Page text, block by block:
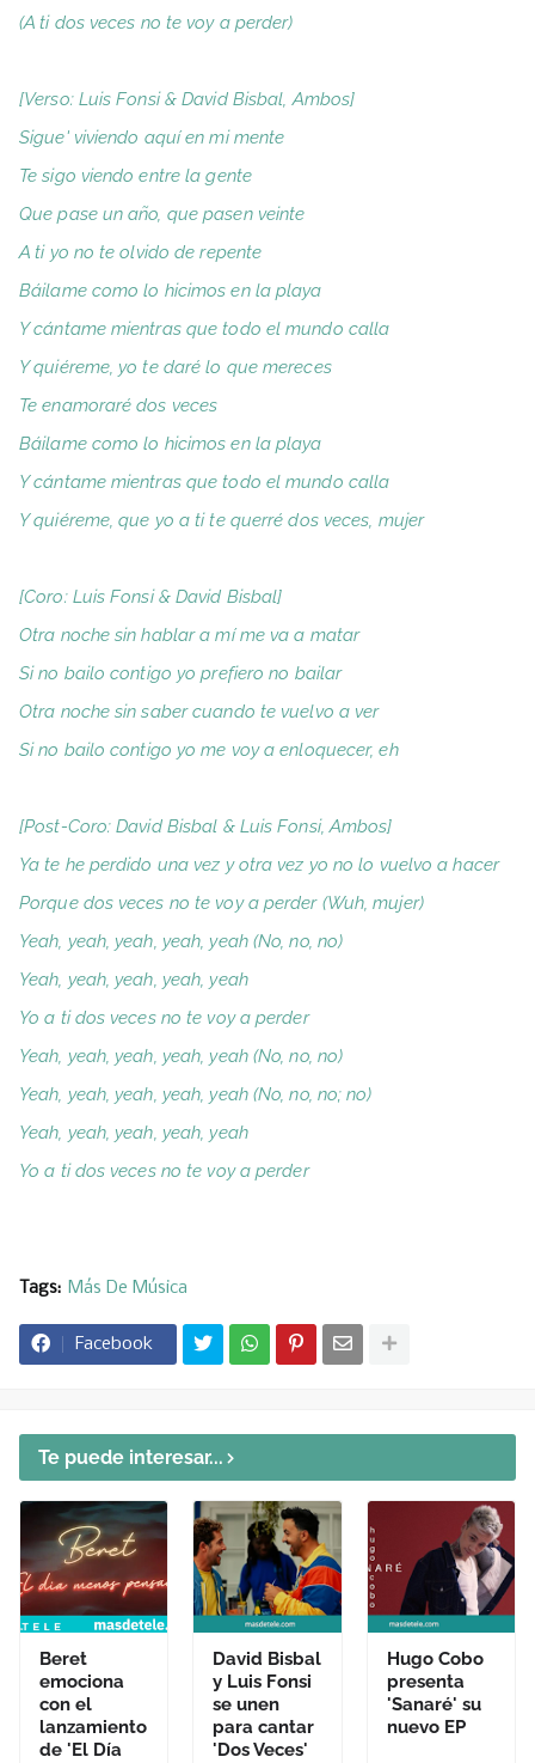
(A ti dos veces no te voy a perder)
[Verso: Luis Fonsi & David Bisbal, Ambos]
Sigue' viviendo aquí en mi mente
Te sigo viendo entre la gente
Que pase un año, que pasen veinte
A ti yo no te olvido de repente
Báilame como lo hicimos en la playa
Y cántame mientras que todo el mundo calla
Y quiéreme, yo te daré lo que mereces
Te enamoraré dos veces
Báilame como lo hicimos en la playa
Y cántame mientras que todo el mundo calla
Y quiéreme, que yo a ti te querré dos veces, mujer
[Coro: Luis Fonsi & David Bisbal]
Otra noche sin hablar a mí me va a matar
Si no bailo contigo yo prefiero no bailar
Otra noche sin saber cuando te vuelvo a ver
Si no bailo contigo yo me voy a enloquecer, eh
[Post-Coro: David Bisbal & Luis Fonsi, Ambos]
Ya te he perdido una vez y otra vez yo no lo vuelvo a hacer
Porque dos veces no te voy a perder (Wuh, mujer)
Yeah, yeah, yeah, yeah, yeah (No, no, no)
Yeah, yeah, yeah, yeah, yeah
Yo a ti dos veces no te voy a perder
Yeah, yeah, yeah, yeah, yeah (No, no, no)
Yeah, yeah, yeah, yeah, yeah (No, no, no; no)
Yeah, yeah, yeah, yeah, yeah
Yo a ti dos veces no te voy a perder
Tags: Más De Música
Facebook
Te puede interesar...
Beret
emociona
con el
lanzamiento
de 'El Día
David Bisbal
y Luis Fonsi
se unen
para cantar
'Dos Veces'
Hugo Cobo
presenta
'Sanaré' su
nuevo EP